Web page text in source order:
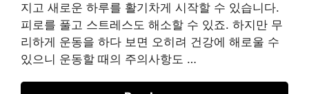
지고 새로운 하루를 활기차게 시작할 수 있습니다.
피로를 풀고 스트레스도 해소할 수 있죠. 하지만 무
리하게 운동을 하다 보면 오히려 건강에 해로울 수
있으니 운동할 때의 주의사항도 …